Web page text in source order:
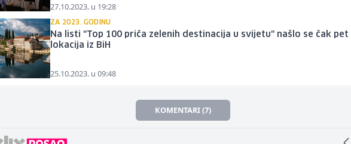
27.10.2023. u 19:28
ZA 2023. GODINU
Na listi "Top 100 priča zelenih destinacija u svijetu" našlo se čak pet
lokacija iz BiH
25.10.2023. u 09:48
KOMENTARI (7)